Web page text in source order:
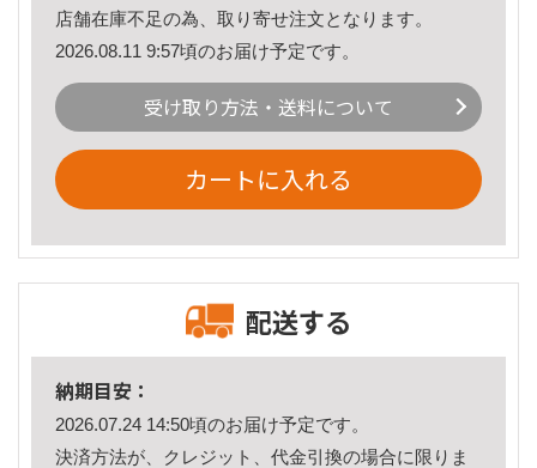
店舗在庫不足の為、取り寄せ注文となります。
2026.08.11 9:57頃のお届け予定です。
受け取り方法・送料について
カートに入れる
配送する
納期目安：
2026.07.24 14:50頃のお届け予定です。
決済方法が、クレジット、代金引換の場合に限りま